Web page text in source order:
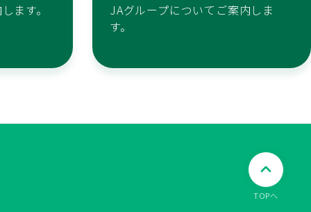
ます。
JAグループについてご案内しま
す。
TOPへ